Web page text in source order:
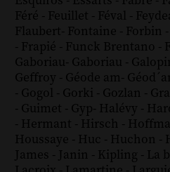
Féré - Feuillet - Féval -
Flaubert- Fontaine - Forbin -
- Frapié - Funck Brentano -
Gaboriau- Gaboriau -
Geffroy - Géode am-
- Gogol - Gorki - Gozlan -
- Guimet - Gyp- Halévy -
- Hermant - Hirsch -
Houssaye - Huc - Huchon -
James - Janin - Kipling - La